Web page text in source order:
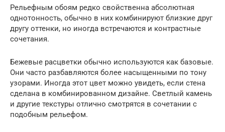
Рельефным обоям редко свойственна абсолютная
однотонность, обычно в них комбинируют близкие друг
другу оттенки, но иногда встречаются и контрастные
сочетания.
Бежевые расцветки обычно используются как базовые.
Они часто разбавляются более насыщенными по тону
узорами. Иногда этот цвет можно увидеть, если стена
сделана в комбинированном дизайне. Светлый камень
и другие текстуры отлично смотрятся в сочетании с
подобным рельефом.